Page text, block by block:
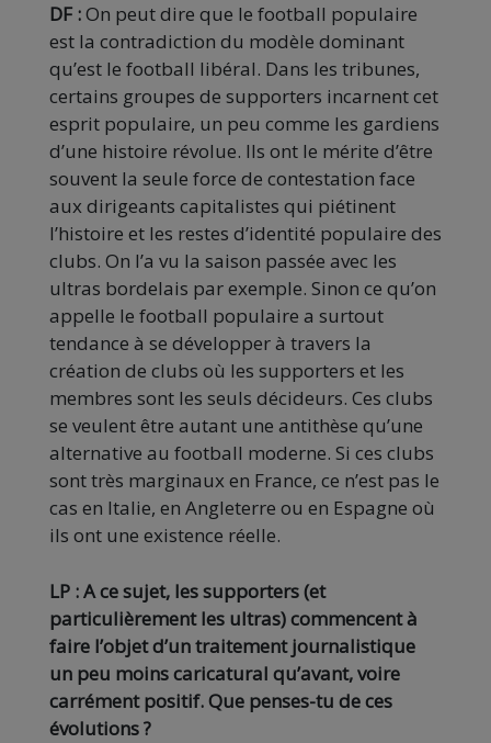
DF :On peut dire que le football populaire
est la contradiction du modèle dominant
qu’est le football libéral. Dans les tribunes,
certains groupes de supporters incarnent cet
esprit populaire, un peu comme les gardiens
d’une histoire révolue. Ils ont le mérite d’être
souvent la seule force de contestation face
aux dirigeants capitalistes qui piétinent
l’histoire et les restes d’identité populaire des
clubs. On l’a vu la saison passée avec les
ultras bordelais par exemple. Sinon ce qu’on
appelle le football populaire a surtout
tendance à se développer à travers la
création de clubs où les supporters et les
membres sont les seuls décideurs. Ces clubs
se veulent être autant une antithèse qu’une
alternative au football moderne. Si ces clubs
sont très marginaux en France, ce n’est pas le
cas en Italie, en Angleterre ou en Espagne où
ils ont une existence réelle.
LP : A ce sujet, les supporters (et
particulièrement les ultras) commencent à
faire l’objet d’un traitement journalistique
un peu moins caricatural qu’avant, voire
carrément positif. Que penses-tu de ces
évolutions ?